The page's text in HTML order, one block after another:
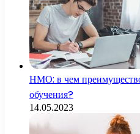
НМО: в чем
обучения?
14.05.2023